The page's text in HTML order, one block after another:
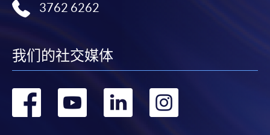
3762 6262
我们的社交媒体
转 转 转 转